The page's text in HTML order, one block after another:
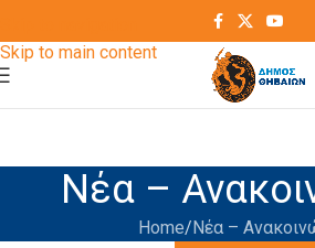
Skip to main content
Νέα –
Home Νέα –